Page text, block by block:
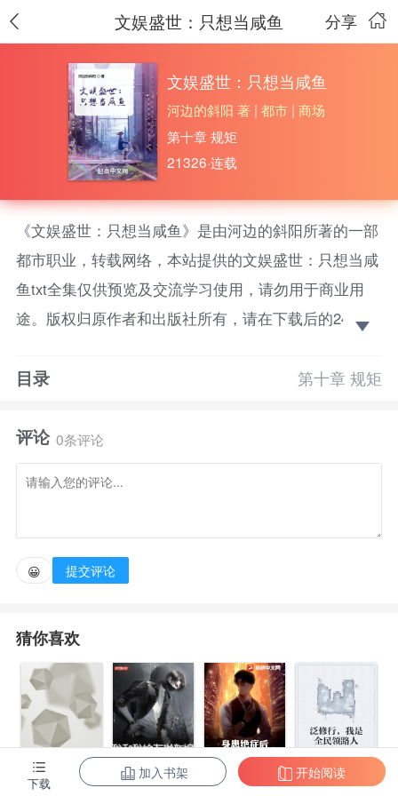
分享
文娱盛世：只想当咸鱼
文娱盛世：只想当咸鱼
河边的斜阳 著 | 都市 |商场
第十章 规矩
21326·连载
《文娱盛世：只想当咸鱼》是由河边的斜阳所著的一部
都市职业，转载网络，本站提供的文娱盛世：只想当咸
鱼txt全集仅供预览及交流学习使用，请勿用于商业用
途。版权归原作者和出版社所有，请在下载后的24小时
重生于一个和蓝星极度相似的世界，陈锋发现这个世界
不过前世蓝星的那些文娱作品却没有出现在这个世
界，身为一个边缘作曲人，陈锋只想做一条咸鱼隐居幕
自此，署名‘夏时有雨’的作词，作曲人横空出世。
目录 第十章 规矩
评论 0条评论
😀 提交评论
猜你喜欢
都市第一至尊 我和我的古代
身患绝症后，
泛修行，我是
下载
加入书架 开始阅读